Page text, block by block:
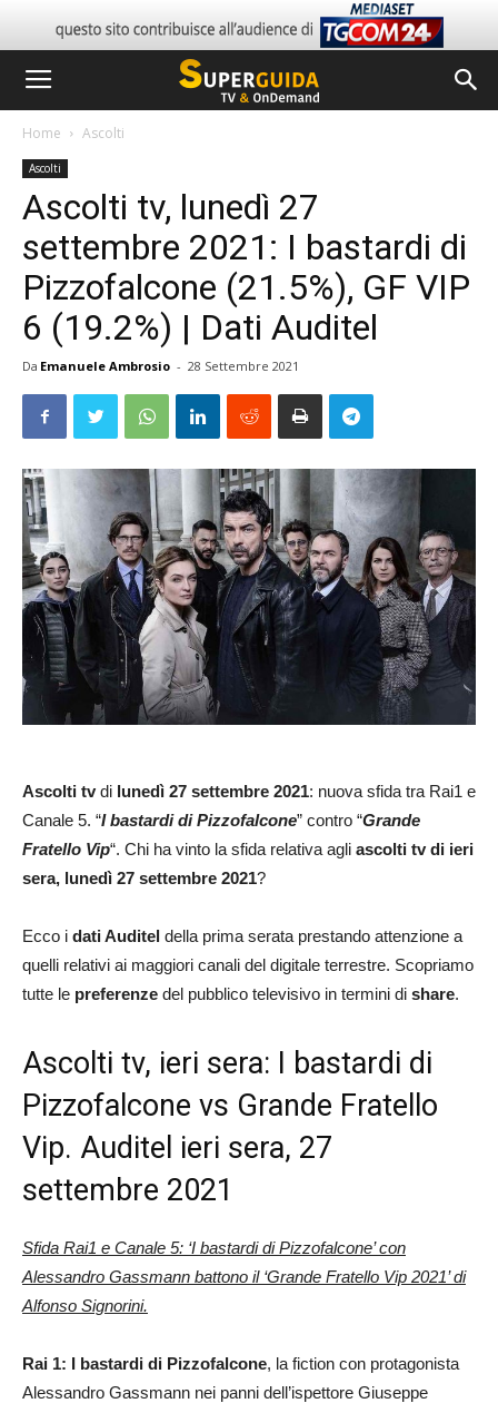
Home Ascolti
Ascolti
Ascolti tv, lunedì 27
settembre 2021: I bastardi di
Pizzofalcone (21.5%), GF VIP
6 (19.2%) | Dati Auditel
Da Emanuele Ambrosio - 28 Settembre 2021
Ascolti tvdi lunedì 27 settembre 2021: nuova sfida tra Rai1 e
Canale 5. “I bastardi di Pizzofalcone” contro “Grande
Fratello Vip“. Chi ha vinto la sfida relativa agli ascolti tv di ieri
sera, lunedì 27 settembre 2021?
Ecco i dati Auditel della prima serata prestando attenzione a
quelli relativi ai maggiori canali del digitale terrestre. Scopriamo
tutte le preferenze del pubblico televisivo in termini di share.
Ascolti tv, ieri sera: I bastardi di
Pizzofalcone vs Grande Fratello
Vip. Auditel ieri sera, 27
settembre 2021
Sfida Rai1 e Canale 5: ‘I bastardi di Pizzofalcone’ con
Alessandro Gassmann battono il ‘Grande Fratello Vip 2021’ di
Alfonso Signorini.
Rai 1: I bastardi di Pizzofalcone, la fiction con protagonista
Alessandro Gassmann nei panni dell’ispettore Giuseppe